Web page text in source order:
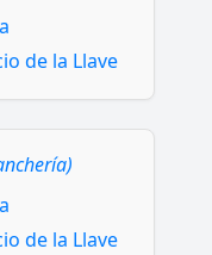
de la Llave
de la Llave